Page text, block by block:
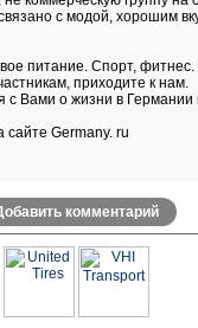
с модой, хорошим
питание. Спорт,
приходите к нам.
с Вами о жизни в
Germany. ru
комментарий